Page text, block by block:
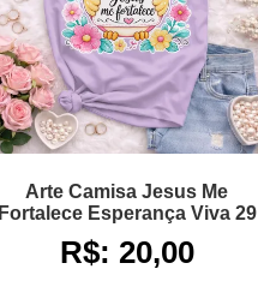
Arte Camisa Jesus Me
Fortalece Esperança Viva 29
R$: 20,00